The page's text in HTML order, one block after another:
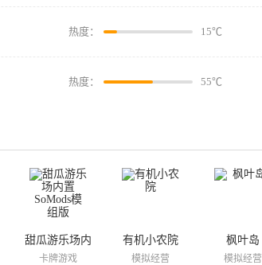
热度： 15℃
热度： 55℃
甜瓜游乐场内
置SoMods模
卡牌游戏
有机小农院
模拟经营
枫叶岛
模拟经营